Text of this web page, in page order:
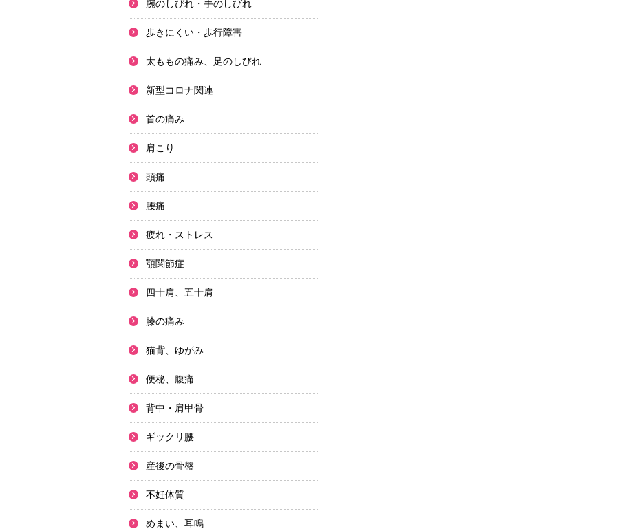
腕のしびれ・手のしびれ
歩きにくい・歩行障害
太ももの痛み、足のしびれ
新型コロナ関連
首の痛み
肩こり
頭痛
腰痛
疲れ・ストレス
顎関節症
四十肩、五十肩
膝の痛み
猫背、ゆがみ
便秘、腹痛
背中・肩甲骨
ギックリ腰
産後の骨盤
不妊体質
めまい、耳鳴